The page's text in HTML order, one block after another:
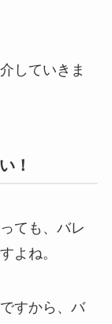
していきま
！
ても、バレ
よね。
すから、バ